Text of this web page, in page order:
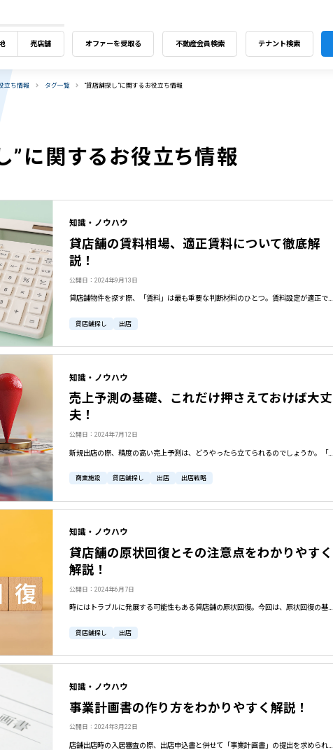
売店舗 オファーを受取る 不動産会員検索 テナント検索
立ち情報 タグ一覧 “貸店舗探し”に関するお役立ち情報
”に関するお役立ち情報
知識・ノウハウ
貸店舗の賃料相場、適正賃料について徹底解
説！
公開日：2024年9月13日
貸店舗物件を探す際、「賃料」は最も重要な判断材料のひとつ。賃料設定が適正であるかどうかは、店舗経営の成否を左右する大きな要因となります。そこで今回は、賃料相場の調べ方から、検討している店舗物件の賃料が適正か判断するポイントまで、徹底解説していきます。
貸店舗探し 出店
知識・ノウハウ
売上予測の基礎、これだけ押さえておけば大丈
夫！
公開日：2024年7月12日
商業施設 貸店舗探し 出店 出店戦略
知識・ノウハウ
貸店舗の原状回復とその注意点をわかりやすく
解説！
公開日：2024年6月7日
時にはトラブルに発展する可能性もある貸店舗の原状回復。今回は、原状回復の基礎知識とその注意点について、国交省が公表している「原状回復をめぐるトラブルとガイドライン」や賃貸住宅との比較も交えながら、わかりやすく解説していきます。
貸店舗探し 出店
知識・ノウハウ
事業計画書の作り方をわかりやすく解説！
公開日：2024年3月22日